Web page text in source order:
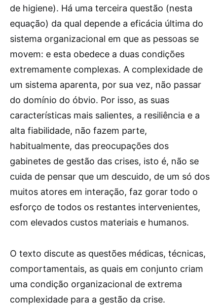
de higiene). Há uma terceira questão (nesta
equação) da qual depende a eficácia última do
sistema organizacional em que as pessoas se
movem: e esta obedece a duas condições
extremamente complexas. A complexidade de
um sistema aparenta, por sua vez, não passar
do domínio do óbvio. Por isso, as suas
características mais salientes, a resiliência e a
alta fiabilidade, não fazem parte,
habitualmente, das preocupações dos
gabinetes de gestão das crises, isto é, não se
cuida de pensar que um descuido, de um só dos
muitos atores em interação, faz gorar todo o
esforço de todos os restantes intervenientes,
com elevados custos materiais e humanos.
O texto discute as questões médicas, técnicas,
comportamentais, as quais em conjunto criam
uma condição organizacional de extrema
complexidade para a gestão da crise.